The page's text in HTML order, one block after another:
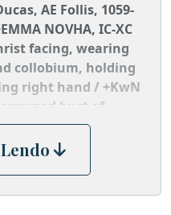
AE Follis, 1059-
NOVHA, IC-XC
facing, wearing
collobium, holding
right hand / +KwN
crowned bust of
wearing loros,
in left. DO 9; SB